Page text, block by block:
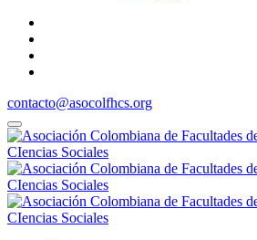
contacto@asocolfhcs.org